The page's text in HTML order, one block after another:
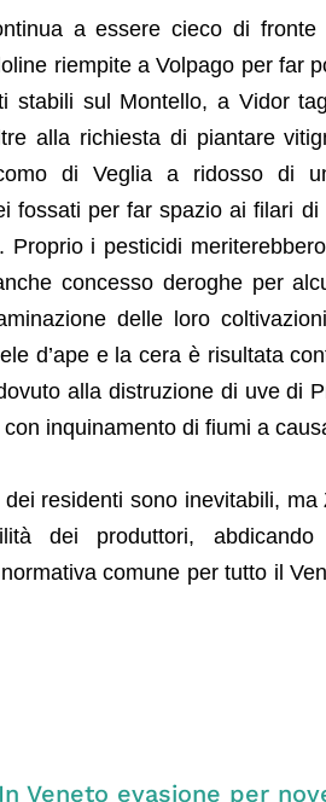
a essere cieco di
riempite a Volpago per far
stabili sul Montello, a Vidor
alla richiesta di piantare
di Veglia a ridosso di
fossati per far spazio ai filari
Proprio i pesticidi
concesso deroghe per
delle loro
d’ape e la cera è risultata
alla distruzione di uve di
inquinamento di fiumi a
dei residenti sono inevitabili,
dei produttori,
comune per tutto il